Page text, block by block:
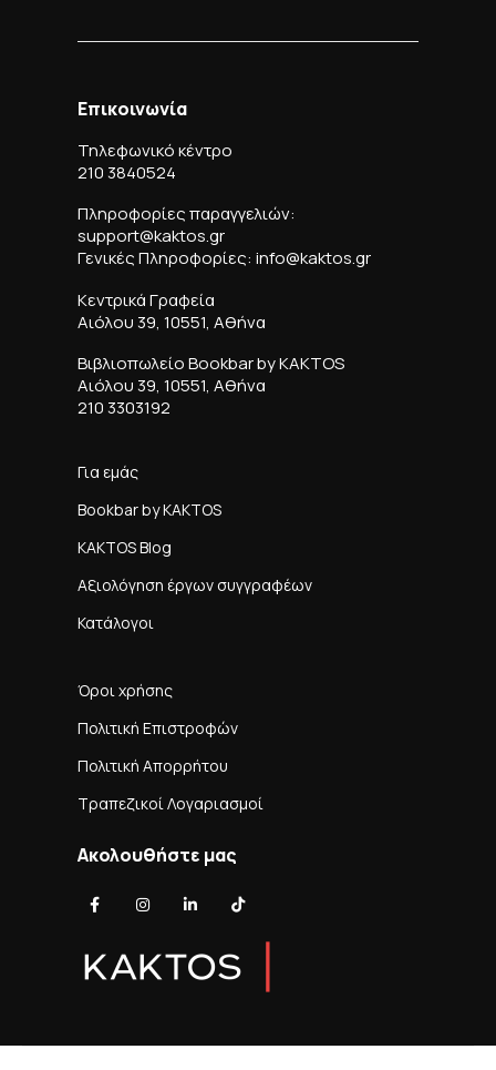
Επικοινωνία
Τηλεφωνικό κέντρο
210 3840524
Πληροφορίες παραγγελιών:
support@kaktos.gr
Γενικές Πληροφορίες: info@kaktos.gr
Κεντρικά Γραφεία
Αιόλου 39, 10551, Αθήνα
Βιβλιοπωλείο Bookbar by KAKTOS
Αιόλου 39, 10551, Αθήνα
210 3303192
Για εμάς
Bookbar by KAKTOS
KAKTOS Blog
Αξιολόγηση έργων συγγραφέων
Κατάλογοι
Όροι χρήσης
Πολιτική Επιστροφών
Πολιτική Απορρήτου
Τραπεζικοί Λογαριασμοί
Ακολουθήστε μας